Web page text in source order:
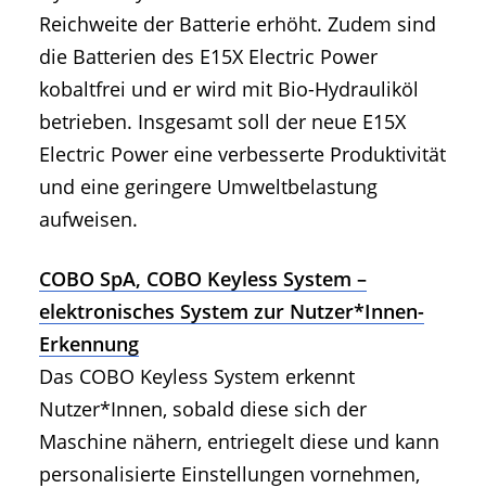
Reichweite der Batterie erhöht. Zudem sind
die Batterien des E15X Electric Power
kobaltfrei und er wird mit Bio-Hydrauliköl
betrieben. Insgesamt soll der neue E15X
Electric Power eine verbesserte Produktivität
und eine geringere Umweltbelastung
aufweisen.
COBO SpA, COBO Keyless System –
elektronisches System zur Nutzer*Innen-
Erkennung
Das COBO Keyless System erkennt
Nutzer*Innen, sobald diese sich der
Maschine nähern, entriegelt diese und kann
personalisierte Einstellungen vornehmen,